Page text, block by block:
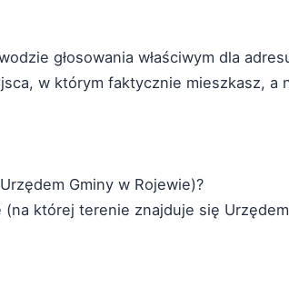
głosowania właściwym dla
w którym faktycznie mieszkasz, a
Gminy w Rojewie)?
której terenie znajduje się